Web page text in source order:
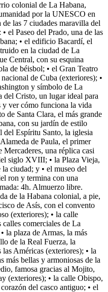
colonial de La Habana,
por la UNESCO en
las 7 ciudades maravilla del
el Paseo del Prado, una de las
• el edificio Bacardí, el
en la ciudad de La
Central, con su esquina
de béisbol; • el Gran Teatro
de Cuba (exteriores); •
y símbolo de La
del Cristo, un lugar ideal para
y ver cómo funciona la vida
de Santa Clara, el más grande
con su jardín de estilo
del Espíritu Santo, la iglesia
de Paula, el primer
Mercaderes, una réplica casi
siglo XVIII; • la Plaza Vieja,
ciudad; y • el museo del
ron y termina con una
4h. Almuerzo libre.
de la Habana colonial, a pie,
de Asís, con el convento
(exteriores); • la calle
comerciales de La
la plaza de Armas, la más
de la Real Fuerza, la
Américas (exteriores); • la
más bellas y armoniosas de la
famosa gracias al Mojito,
(exteriores); • la calle Obispo,
del casco antiguo; • el